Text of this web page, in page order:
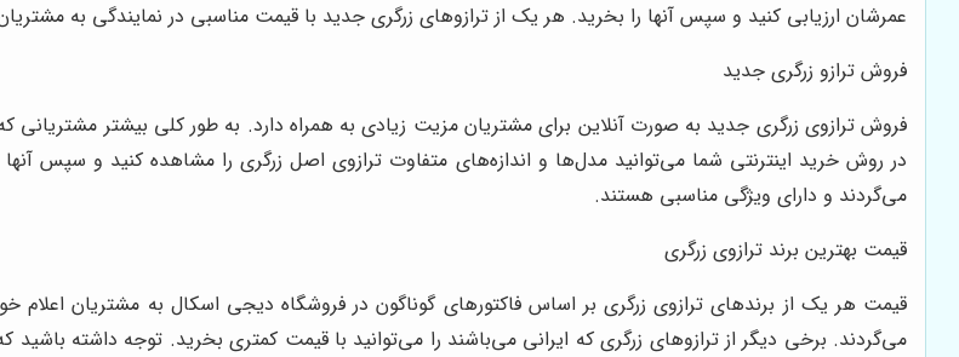
عمرشان ارزیابی کنید و سپس آنها را بخرید. هر یک از ترازوهای زرگری جدید با قیمت مناسبی در نمایندگی به
فروش ترازو زرگری جدید
فروش ترازوی زرگری جدید به صورت آنلاین برای مشتریان مزیت زیادی به همراه دارد. به طور کلی بیشتر مشتریانی
در روش خرید اینترنتی شما می‌توانید مدل‌ها و اندازه‌های متفاوت ترازوی اصل زرگری را مشاهده کنید و سپس
می‌گردند و دارای ویژگی مناسبی هستند.
قیمت بهترین برند ترازوی زرگری
قیمت هر یک از برندهای ترازوی زرگری بر اساس فاکتورهای گوناگون در فروشگاه دیجی اسکال به مشتریان اعلام
می‌گردند. برخی دیگر از ترازوهای زرگری که ایرانی می‌باشند را می‌توانید با قیمت کمتری بخرید. توجه داشته